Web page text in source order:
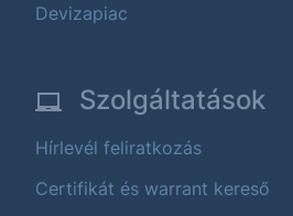
Devizapiac
Szolgáltatások
Hírlevél feliratkozás
Certifikát és warrant kereső